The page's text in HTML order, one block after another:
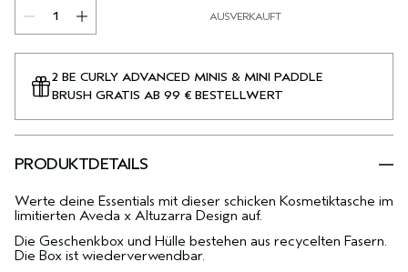
AUSVERKAUFT
2 BE CURLY ADVANCED MINIS & MINI PADDLE
BRUSH GRATIS AB 99 € BESTELLWERT
PRODUKTDETAILS
Werte deine Essentials mit dieser schicken Kosmetiktasche im
limitierten Aveda x Altuzarra Design auf.
Die Geschenkbox und Hülle bestehen aus recycelten Fasern.
Die Box ist wiederverwendbar.